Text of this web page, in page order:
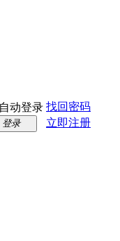
自动登录 找回密码
登录 立即注册